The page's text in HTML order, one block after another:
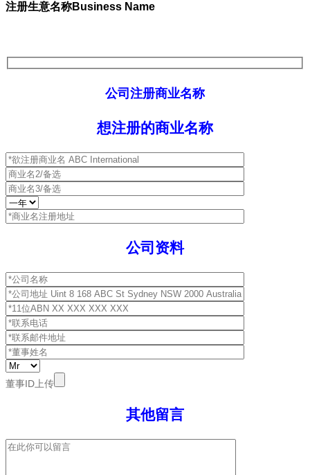
注册生意名称Business Name
公司注册商业名称
想注册的商业名称
公司资料
董事ID上传
其他留言